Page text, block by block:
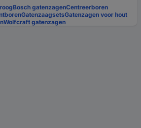
Bosch gatenzagenCentreerboren
GatenzaagsetsGatenzagen voor hout
Wolfcraft gatenzagen